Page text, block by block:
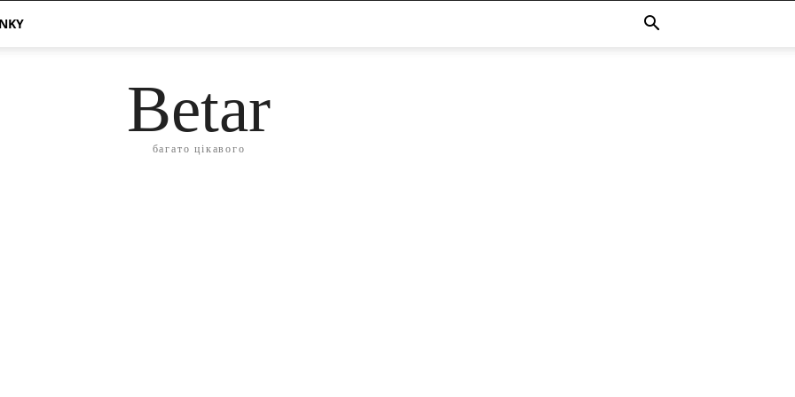
Betar
багато цікавого